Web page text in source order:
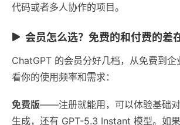
代码或者多人协作的项目。
会员怎么选？免费的和付费的差
ChatGPT 的会员分好几档，从免费到企
看你的使用频率和需求：
免费版——注册就能用，可以体验基础
生成，还有 GPT-5.3 Instant 模型。如